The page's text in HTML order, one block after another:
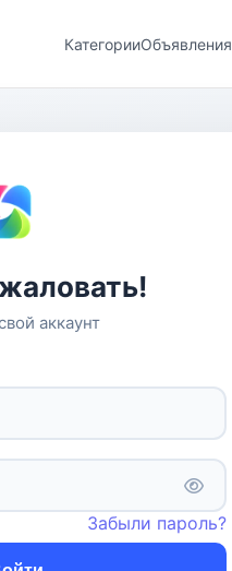
КатегорииОбъявления
аккаунт
Забыли пароль?